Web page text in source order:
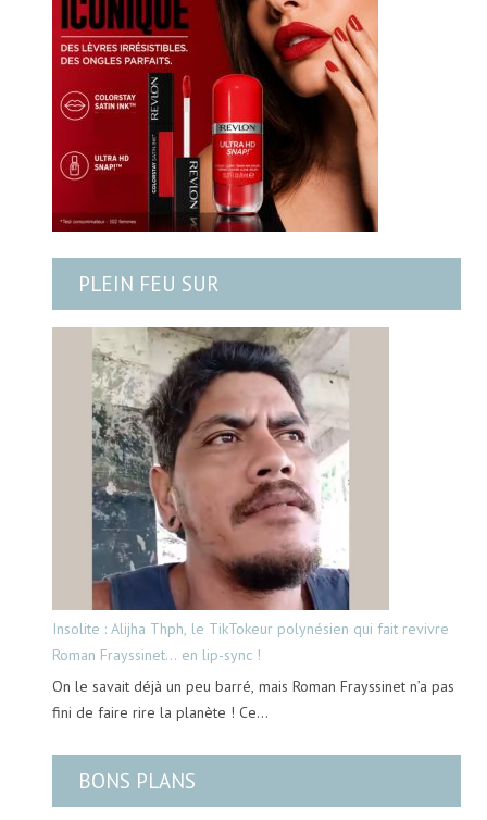
PLEIN FEU SUR
Insolite : Alijha Thph, le TikTokeur polynésien qui fait revivre
Roman Frayssinet… en lip-sync !
On le savait déjà un peu barré, mais Roman Frayssinet n’a pas
fini de faire rire la planète ! Ce…
BONS PLANS